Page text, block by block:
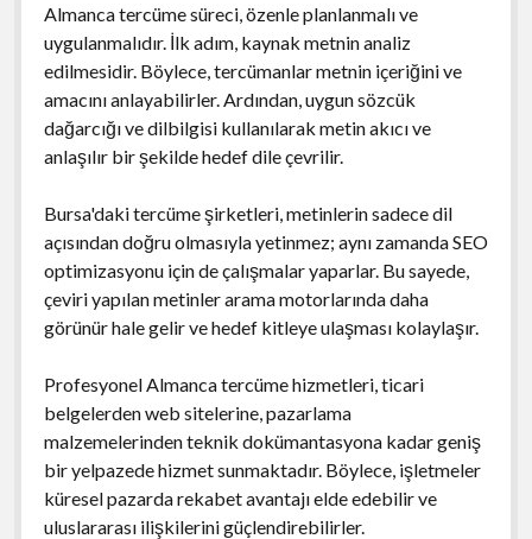
Almanca tercüme süreci, özenle planlanmalı ve
uygulanmalıdır. İlk adım, kaynak metnin analiz
edilmesidir. Böylece, tercümanlar metnin içeriğini ve
amacını anlayabilirler. Ardından, uygun sözcük
dağarcığı ve dilbilgisi kullanılarak metin akıcı ve
anlaşılır bir şekilde hedef dile çevrilir.
Bursa'daki tercüme şirketleri, metinlerin sadece dil
açısından doğru olmasıyla yetinmez; aynı zamanda SEO
optimizasyonu için de çalışmalar yaparlar. Bu sayede,
çeviri yapılan metinler arama motorlarında daha
görünür hale gelir ve hedef kitleye ulaşması kolaylaşır.
Profesyonel Almanca tercüme hizmetleri, ticari
belgelerden web sitelerine, pazarlama
malzemelerinden teknik dokümantasyona kadar geniş
bir yelpazede hizmet sunmaktadır. Böylece, işletmeler
küresel pazarda rekabet avantajı elde edebilir ve
uluslararası ilişkilerini güçlendirebilirler.